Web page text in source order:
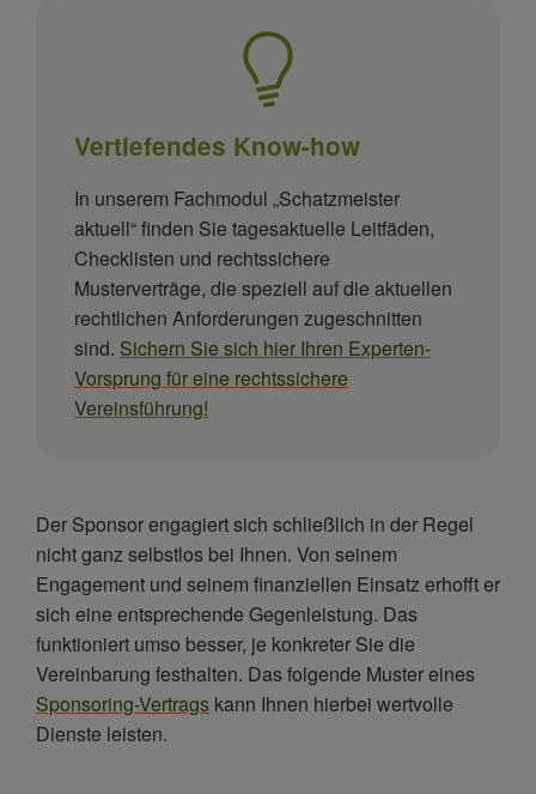
Vertiefendes Know-how
In unserem Fachmodul „Schatzmeister
aktuell“ finden Sie tagesaktuelle Leitfäden,
Checklisten und rechtssichere
Musterverträge, die speziell auf die aktuellen
rechtlichen Anforderungen zugeschnitten
sind. Sichern Sie sich hier Ihren Experten-
Vorsprung für eine rechtssichere
Vereinsführung!
Der Sponsor engagiert sich schließlich in der Regel
nicht ganz selbstlos bei Ihnen. Von seinem
Engagement und seinem finanziellen Einsatz erhofft er
sich eine entsprechende Gegenleistung. Das
funktioniert umso besser, je konkreter Sie die
Vereinbarung festhalten. Das folgende Muster eines
Sponsoring-Vertrags kann Ihnen hierbei wertvolle
Dienste leisten.